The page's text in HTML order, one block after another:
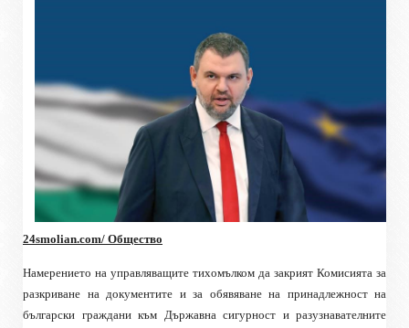
24smolian.com/ Общество
Намерението на управляващите тихомълком да закрият Комисията за
разкриване на документите и за обявяване на принадлежност на
български граждани към Държавна сигурност и разузнавателните